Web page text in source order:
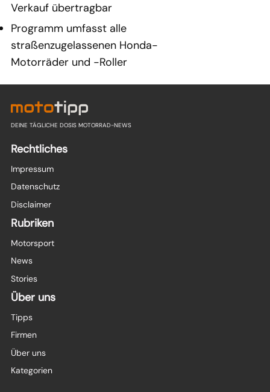
Verkauf übertragbar
Programm umfasst alle
straßenzugelassenen Honda-
Motorräder und -Roller
DEINE TÄGLICHE DOSIS MOTORRAD-NEWS
Rechtliches
Impressum
Datenschutz
Disclaimer
Rubriken
Motorsport
News
Stories
Über uns
Tipps
Firmen
Über uns
Kategorien